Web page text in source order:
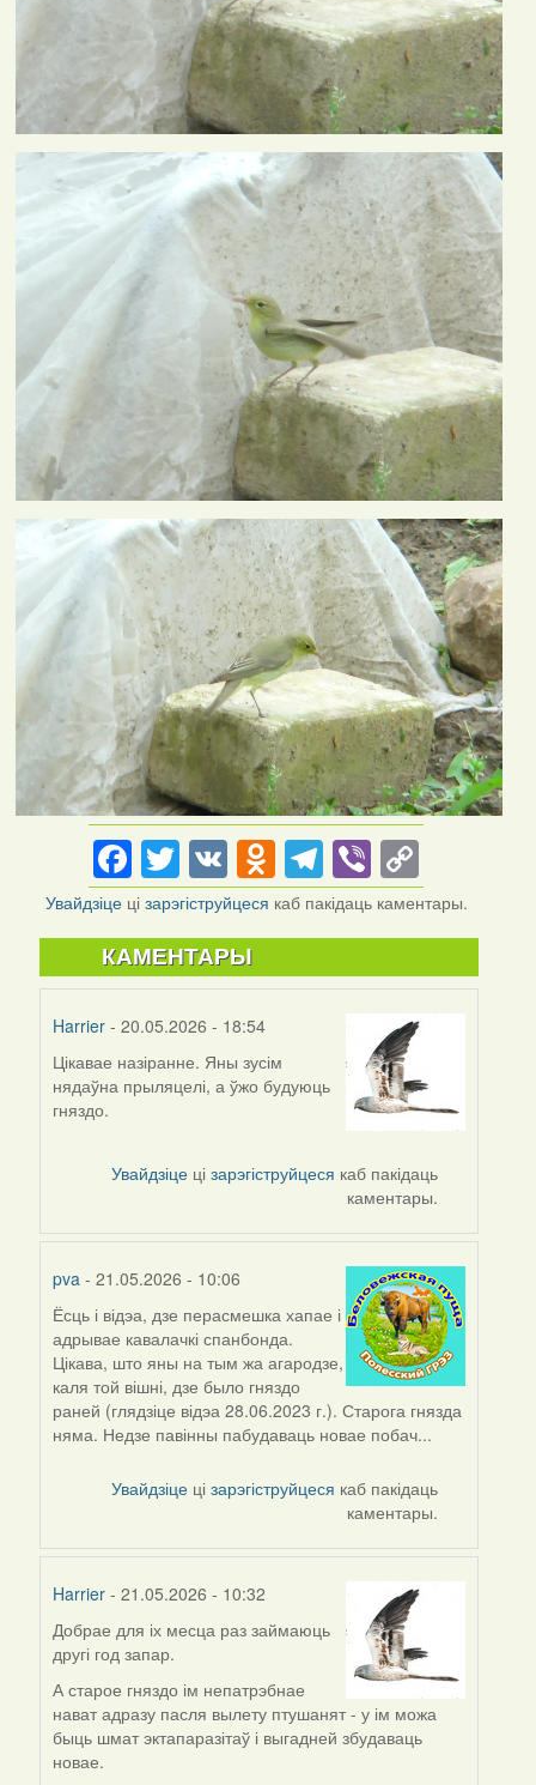
Facebook
Twitter
VKOdnoklassniki
Telegram
Viber
Link
Увайдзіце цізарэгіструйцеся каб пакідаць каментары.
КАМЕНТАРЫ
Harrier - 20.05.2026 - 18:54
Цікавае назіранне. Яны зусім
нядаўна прыляцелі, а ўжо будуюць
гняздо.
Увайдзіце цізарэгіструйцеся каб пакідаць
каментары.
pva - 21.05.2026 - 10:06
Ёсць і відэа, дзе перасмешка хапае і
адрывае кавалачкі спанбонда.
Цікава, што яны на тым жа агародзе,
каля той вішні, дзе было гняздо
раней (глядзіце відэа 28.06.2023 г.). Старога гнязда
няма. Недзе павінны пабудаваць новае побач...
Увайдзіце цізарэгіструйцеся каб пакідаць
каментары.
Harrier - 21.05.2026 - 10:32
Добрае для іх месца раз займаюць
другі год запар.
А старое гняздо ім непатрэбнае
нават адразу пасля вылету птушанят - у ім можа
быць шмат эктапаразітаў і выгадней збудаваць
новае.